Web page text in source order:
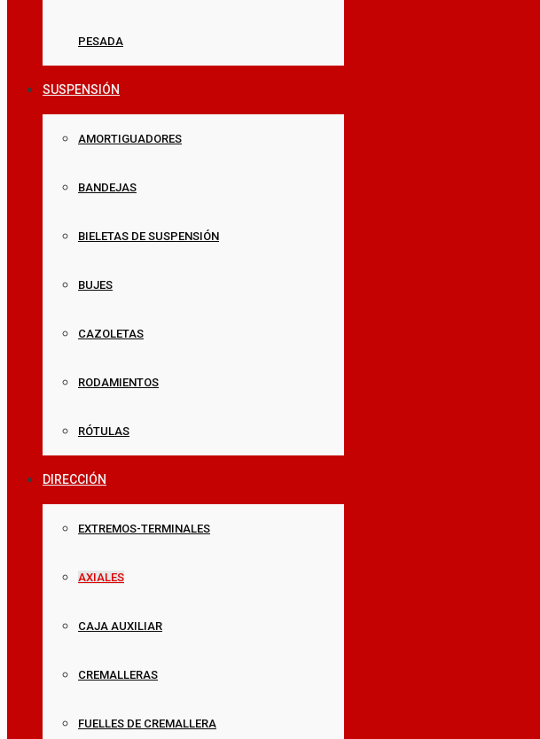
PESADA
SUSPENSIÓN
AMORTIGUADORES
BANDEJAS
BIELETAS DE SUSPENSIÓN
BUJES
CAZOLETAS
RODAMIENTOS
RÓTULAS
DIRECCIÓN
EXTREMOS-TERMINALES
AXIALES
CAJA AUXILIAR
CREMALLERAS
FUELLES DE CREMALLERA